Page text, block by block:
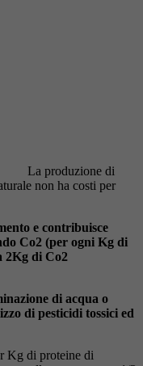
La produzione di
non ha costi per
e contribuisce
Co2 (per ogni Kg di
2Kg di Co2
di acqua o
di pesticidi tossici ed
Kg di proteine di